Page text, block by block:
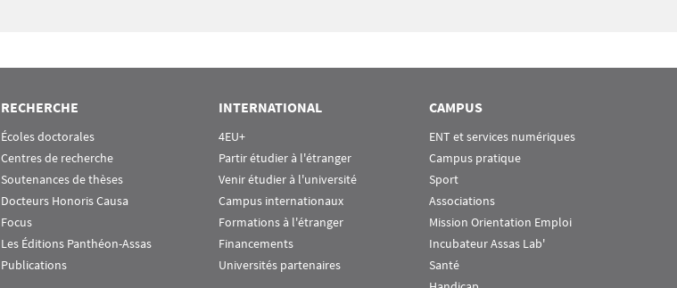
RECHERCHE
Écoles doctorales
Centres de recherche
Soutenances de thèses
Docteurs Honoris Causa
Focus
Les Éditions Panthéon-Assas
Publications
INTERNATIONAL
4EU+
Partir étudier à l'étranger
Venir étudier à l'université
Campus internationaux
Formations à l'étranger
Financements
Universités partenaires
CAMPUS
ENT et services numériques
Campus pratique
Sport
Associations
Mission Orientation Emploi
Incubateur Assas Lab'
Santé